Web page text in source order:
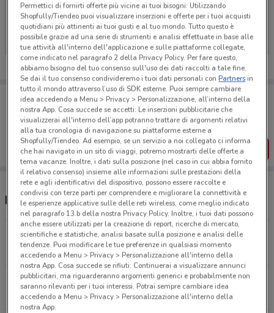
Ci dispiace, al momento non abbiamo pubblicato
volantini nella tua zona. Riprova più tardi.
Porta DoveConviene sempre con te!
Puoi trovare le migliori offerte dei negozi vicino a te,
salvarle e creare la tua lista del risparmio, comodamente
dal tuo cellulare.
SCARICA L’APP
Negozi Durex a Valmontone
Via Valmontone, 28 Artena
2.8 km
CHIUSO
Strada Statale Artena Valmontone Artena
3 km
CHIUSO
Permettici di fornirti offerte più vicine ai tuoi bisogni: Utilizzando
Shopfully/Tiendeo puoi visualizzare inserzioni e offerte per i tuoi acquisti
quotidiani più attinenti ai tuoi gusti e al tuo mondo. Tutto questo è
possibile grazie ad una serie di strumenti e analisi effettuate in base alle
tue attività all'interno dell'applicazione e sulle piattaforme collegate,
come indicato nel paragrafo 2 della Privacy Policy. Per fare questo,
abbiamo bisogno del tuo consenso sull'uso dei dati raccolti a tale fine.
Se dai il tuo consenso condivideremo i tuoi dati personali conPartnersin
tutto il mondo attraverso l’uso di SDK esterne. Puoi sempre cambiare
idea accedendo a Menu > Privacy > Personalizzazione, all’interno della
nostra App. Cosa succede se accetti: Le inserzioni pubblicitarie che
visualizzerai all'interno dell’app potranno trattare di argomenti relativi
alla tua cronologia di navigazione su piattaforme esterne a
Shopfully/Tiendeo. Ad esempio, se un servizio a noi collegato ci informa
che hai navigato in un sito di viaggi, potremo mostrarti delle offerte a
tema vacanze. Inoltre, i dati sulla posizione (nel caso in cui abbia fornito
il relativo consenso) insieme alle informazioni sulle prestazioni della
rete e agli identificativi del dispositivo, possono essere raccolte e
condivisi con terze parti per comprendere e migliorare la connettività e
le esperienze applicative sulle delle reti wireless, come meglio indicato
nel paragrafo 13.b della nostra Privacy Policy. Inoltre, i tuoi dati possono
anche essere utilizzati per la creazione di report, ricerche di mercato,
scientifiche e statistiche, analisi basate sulla posizione e analisi delle
tendenze. Puoi modificare le tue preferenze in qualsiasi momento
accedendo a Menu > Privacy > Personalizzazione all'interno della
nostra App. Cosa succede se rifiuti: Continuerai a visualizzare annunci
pubblicitari, ma riguarderanno argomenti generici e probabilmente non
saranno rilevanti per i tuoi interessi. Potrai sempre cambiare idea
accedendo a Menu > Privacy > Personalizzazione all'interno della
nostra App.